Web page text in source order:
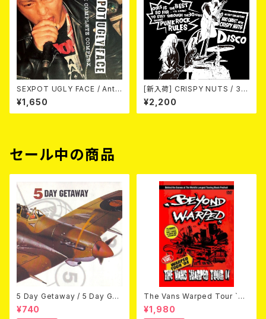
SEXPOT UGLY FACE / Anti
¥1,650
[新入荷] CRISPY NUTS / 30t
h Anniversary Vol.2 (7"EP)
¥2,200
セール中の商品
5 Day Getaway / 5 Day Get
away (CDEP)
¥740
The Vans Warped Tour `04
Beyond Warped (国内盤DV
D)
¥1,980